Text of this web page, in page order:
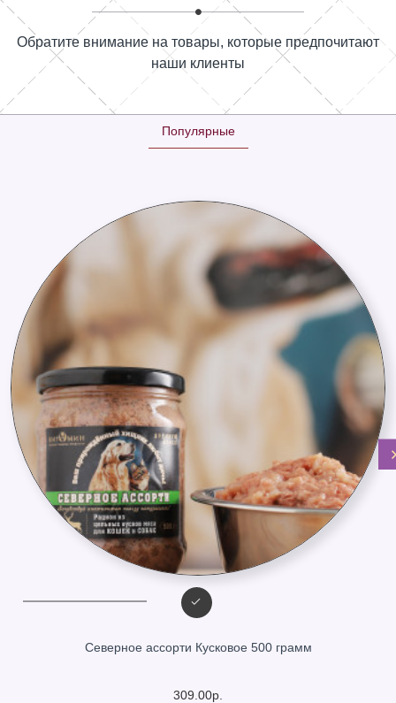
Обратите внимание на товары, которые предпочитают
наши клиенты
Популярные
Северное ассорти Кусковое 500 грамм
309.00р.